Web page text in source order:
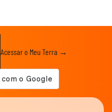
Acessar o Meu Terra →